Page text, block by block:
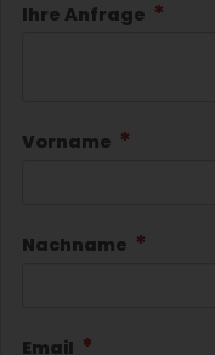
Ihre Anfrage
Vorname
Nachname
Email